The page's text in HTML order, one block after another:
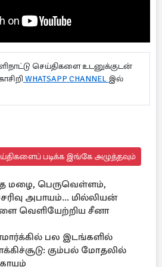
செய்திகளை உடனுக்குடன்
WHATSAPP CHANNEL இல்
படிக்க இங்கே அழுத்தவும்
மழை, பெருவெள்ளம்,
அபாயம்... மில்லியன்
வெளியேற்றிய சீனா
பல இடங்களில்
கும்பல் மோதலில்